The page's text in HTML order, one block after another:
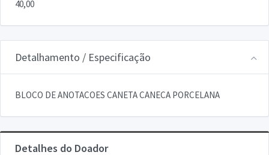
40,00
Detalhamento / Especificação
BLOCO DE ANOTACOES CANETA CANECA PORCELANA
Detalhes do Doador